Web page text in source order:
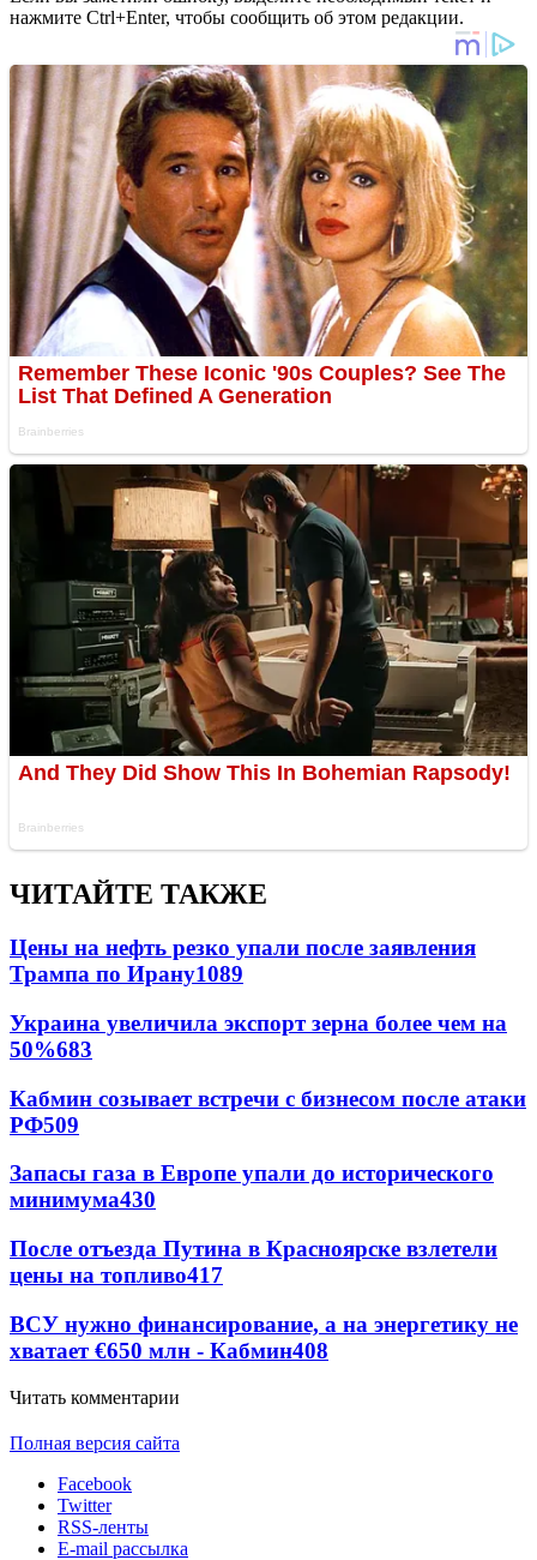
нажмите Ctrl+Enter, чтобы сообщить об этом редакции.
ЧИТАЙТЕ ТАКЖЕ
Цены на нефть резко упали после заявления
Трампа по Ирану1089
Украина увеличила экспорт зерна более чем на
50%683
Кабмин созывает встречи с бизнесом после атаки
РФ509
Запасы газа в Европе упали до исторического
минимума430
После отъезда Путина в Красноярске взлетели
цены на топливо417
ВСУ нужно финансирование, а на энергетику не
хватает €650 млн - Кабмин408
Читать комментарии
Полная версия сайта
Facebook
Twitter
RSS-ленты
E-mail рассылка